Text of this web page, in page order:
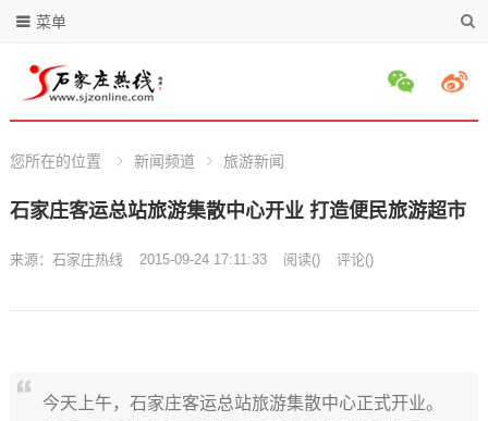
菜单
您所在的位置 新闻频道 旅游新闻
石家庄客运总站旅游集散中心开业 打造便民旅游超市
来源： 石家庄热线 2015-09-24 17:11:33 阅读() 评论()
今天上午，石家庄客运总站旅游集散中心正式开业。